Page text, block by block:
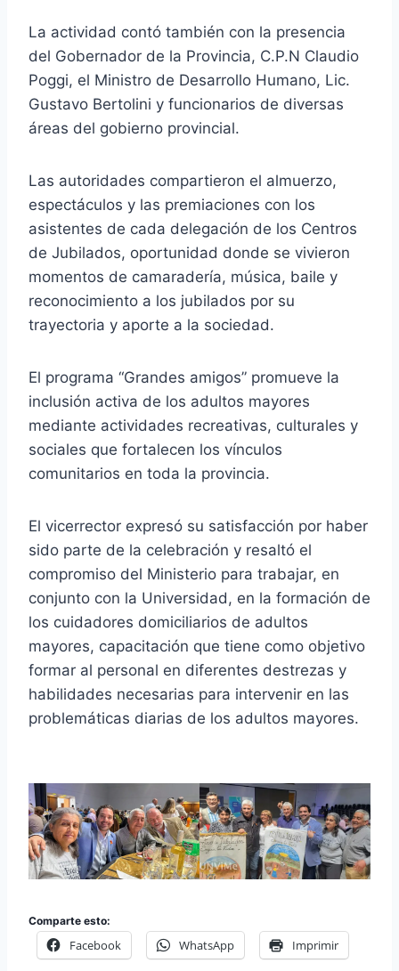
La actividad contó también con la presencia
del Gobernador de la Provincia, C.P.N Claudio
Poggi, el Ministro de Desarrollo Humano, Lic.
Gustavo Bertolini y funcionarios de diversas
áreas del gobierno provincial.
Las autoridades compartieron el almuerzo,
espectáculos y las premiaciones con los
asistentes de cada delegación de los Centros
de Jubilados, oportunidad donde se vivieron
momentos de camaradería, música, baile y
reconocimiento a los jubilados por su
trayectoria y aporte a la sociedad.
El programa “Grandes amigos” promueve la
inclusión activa de los adultos mayores
mediante actividades recreativas, culturales y
sociales que fortalecen los vínculos
comunitarios en toda la provincia.
El vicerrector expresó su satisfacción por haber
sido parte de la celebración y resaltó el
compromiso del Ministerio para trabajar, en
conjunto con la Universidad, en la formación de
los cuidadores domiciliarios de adultos
mayores, capacitación que tiene como objetivo
formar al personal en diferentes destrezas y
habilidades necesarias para intervenir en las
problemáticas diarias de los adultos mayores.
Comparte esto:
Facebook WhatsApp Imprimir